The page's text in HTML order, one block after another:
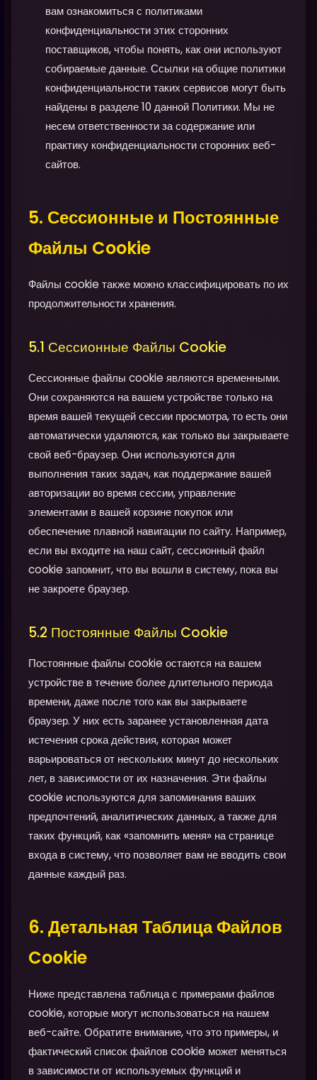
вам ознакомиться с политиками
конфиденциальности этих сторонних
поставщиков, чтобы понять, как они используют
собираемые данные. Ссылки на общие политики
конфиденциальности таких сервисов могут быть
найдены в разделе 10 данной Политики. Мы не
несем ответственности за содержание или
практику конфиденциальности сторонних веб-
сайтов.
5. Сессионные и Постоянные
Файлы Cookie
Файлы cookie также можно классифицировать по их
продолжительности хранения.
5.1 Сессионные Файлы Cookie
Сессионные файлы cookie являются временными.
Они сохраняются на вашем устройстве только на
время вашей текущей сессии просмотра, то есть они
автоматически удаляются, как только вы закрываете
свой веб-браузер. Они используются для
выполнения таких задач, как поддержание вашей
авторизации во время сессии, управление
элементами в вашей корзине покупок или
обеспечение плавной навигации по сайту. Например,
если вы входите на наш сайт, сессионный файл
cookie запомнит, что вы вошли в систему, пока вы
не закроете браузер.
5.2 Постоянные Файлы Cookie
Постоянные файлы cookie остаются на вашем
устройстве в течение более длительного периода
времени, даже после того как вы закрываете
браузер. У них есть заранее установленная дата
истечения срока действия, которая может
варьироваться от нескольких минут до нескольких
лет, в зависимости от их назначения. Эти файлы
cookie используются для запоминания ваших
предпочтений, аналитических данных, а также для
таких функций, как «запомнить меня» на странице
входа в систему, что позволяет вам не вводить свои
данные каждый раз.
6. Детальная Таблица Файлов
Cookie
Ниже представлена таблица с примерами файлов
cookie, которые могут использоваться на нашем
веб-сайте. Обратите внимание, что это примеры, и
фактический список файлов cookie может меняться
в зависимости от используемых функций и